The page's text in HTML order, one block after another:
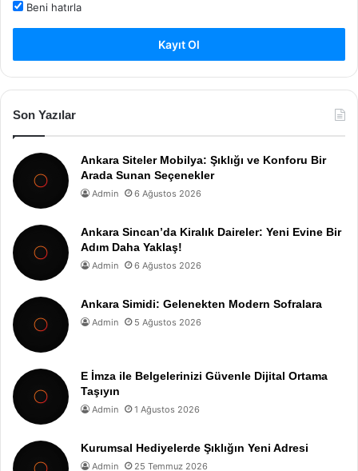
Beni hatırla
Kayıt Ol
Son Yazılar
Ankara Siteler Mobilya: Şıklığı ve Konforu Bir
Arada Sunan Seçenekler
Admin 6 Ağustos 2026
Ankara Sincan’da Kiralık Daireler: Yeni Evine Bir
Adım Daha Yaklaş!
Admin 6 Ağustos 2026
Ankara Simidi: Gelenekten Modern Sofralara
Admin 5 Ağustos 2026
E İmza ile Belgelerinizi Güvenle Dijital Ortama
Taşıyın
Admin 1 Ağustos 2026
Kurumsal Hediyelerde Şıklığın Yeni Adresi
Admin 25 Temmuz 2026